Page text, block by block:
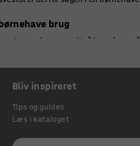
brug
har man altså brug for
sker det, at en stol vælter eller
af stole til børn i børnehave
har vi et stort udvalg af stole
de små i mange forskellige
Bliv inspireret
Tips og guides
Læs i kataloget